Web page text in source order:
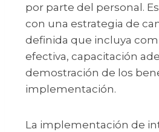
por parte del personal.
con una estrategia de
definida que incluya
efectiva, capacitación
demostración de los
implementación.
La implementación de